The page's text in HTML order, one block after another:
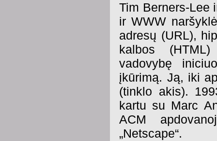
Tim Berners-Lee
ir WWW
adresų (URL),
kalbos
vadovybę
įkūrimą. Ją, iki
(tinklo akis).
kartu su Marc
ACM
„Netscape“.